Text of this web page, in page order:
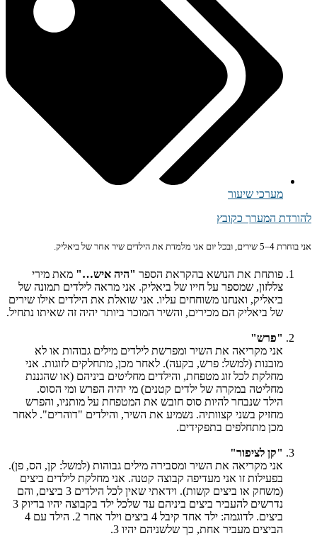
מערכי שיעור
להורדת המערך כקובץ
אני בוחרת 4–5 שירים, ובכל יום אני מלמדת את הילדים שיר אחר של ביאליק.
פותחת את הנושא בהקראת הספר "היה איש…" מאת מירי
צללזון, שמספר על חייו של ביאליק. אני מראה לילדים תמונה של
ביאליק, ואנחנו משוחחים עליו. אני שואלת את הילדים אילו שירים
של ביאליק הם מכירים, והשיר המוכר ביותר יהיה זה שאיתו נתחיל.
"פרש"
אני מקריאה את השיר ומפרשת לילדים מילים גבוהות או לא
מובנות (למשל: פרש, בקעה). לאחר מכן, מתחלקים לזוגות. אני
מחלקת לכל זוג מטפחת, והילדים מחליטים ביניהם (או שהגננת
מחליטה במקרה של ילדים קטנים) מי יהיה הפרש ומי הסוס.
הילד שנבחר להיות סוס חובש את המטפחת על מותניו, והפרש
מחזיק בשני קצוותיה. נשמיע את השיר, והילדים "דוהרים". לאחר
מכן מתחלפים בתפקידים.
"קן לציפור"
אני מקריאה את השיר ומסבירה מילים גבוהות (למשל: קן, הס, פן).
בפעילות זו אני מעדיפה קבוצה קטנה. אני מחלקת לילדים ביצים
(משחק או ביצים קשות). וידאתי שאין לכל הילדים 3 ביצים, והם
נדרשים להעביר ביצים ביניהם עד שלכל ילד בקבוצה יהיו בדיוק 3
ביצים. לדוגמה: ילד אחד קיבל 4 ביצים וילד אחר 2. הילד עם 4
הביצים מעביר אחת, כך שלשניהם יהיו 3.